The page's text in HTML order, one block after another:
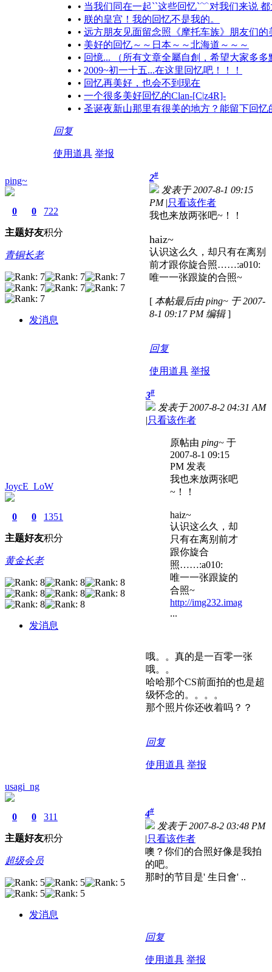
• 当我们同在一起``这些回忆`﹌对我们来说
• 朕的皇宫！我的回忆不是我的。
• 远方朋友见面留念照《摩托车族》朋友们的
• 美好的回忆～～日本～～北海道～～～
• 回憶... （所有文章全屬自創，希望大家多多
• 2009~初一十五...在这里回忆吧！！！
• 回忆再美好，也会不到现在
• 一个很多美好回忆的Clan-[C|z4R]-
• 圣诞夜新山那里有很美的地方？能留下回忆
回复
使用道具 举报
ping~
0
主题
0
好友
722
积分
青铜长老
发消息
2#
发表于 2007-8-1 09:15
PM |只看该作者
我也来放两张吧~！！
haiz~
认识这么久，却只有在离别
前才跟你旋合照……:a010:
唯一一张跟旋的合照~
[ 本帖最后由 ping~ 于 2007-
8-1 09:17 PM 编辑]
回复
使用道具 举报
JoycE_LoW
0
主题
0
好友
1351
积分
黄金长老
发消息
3#
发表于 2007-8-2 04:31 AM
|只看该作者
原帖由 ping~ 于
2007-8-1 09:15
PM 发表
我也来放两张吧
~！！
haiz~
认识这么久，却
只有在离别前才
跟你旋合
照……:a010:
唯一一张跟旋的
合照~
http://img232.imag
...
哦。。真的是一百零一张
哦。。
哈哈那个CS前面拍的也是超
级怀念的。。。。
那个照片你还收着吗？？
回复
使用道具 举报
usagi_ng
0
主题
0
好友
311
积分
超级会员
发消息
4#
发表于 2007-8-2 03:48 PM
|只看该作者
噢？你们的合照好像是我拍
的吧。
那时的节目是' 生日會' ..
回复
使用道具 举报